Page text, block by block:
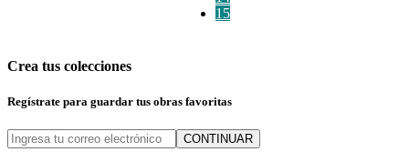
15
Crea tus colecciones
Regístrate para guardar tus obras favoritas
CONTINUAR